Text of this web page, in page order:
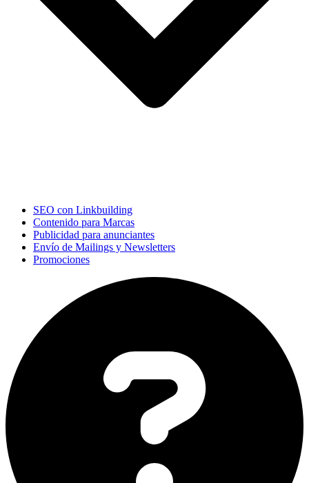
SEO con Linkbuilding
Contenido para Marcas
Publicidad para anunciantes
Envío de Mailings y Newsletters
Promociones